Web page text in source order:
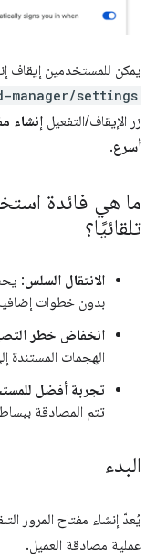
يمكن للمستخدمين إيقاف
manager/settings
زر الإيقاف/التفعيل إنشاء
أسرع.
ما هي فائدة
تلقائيًا؟
الانتقال السلس:
بدون خطوات
انخفاض خطر
الهجمات المستندة
تجربة أفضل
تتم المصادقة
البدء
يُعدّ إنشاء مفتاح المرور
عملية مصادقة العميل.